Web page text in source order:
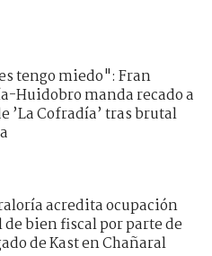
tengo miedo": Fran
Huidobro manda recado a
’La Cofradía’ tras brutal
acredita ocupación
de bien fiscal por parte de
de Kast en Chañaral